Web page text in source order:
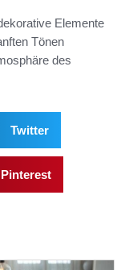
Elemente
Tönen
des
Twitter
Pinterest